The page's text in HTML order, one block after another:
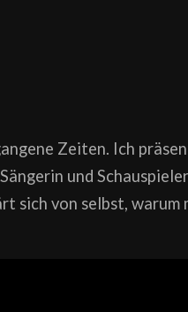
Zeiten. Ich
und
sich von selbst, warum